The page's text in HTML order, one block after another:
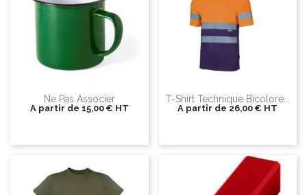
Ne Pas Associer
A partir de 15,00 € HT
T-Shirt Technique Bicolore...
A partir de 26,00 € HT